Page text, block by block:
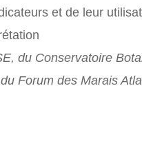
et de leur
du Conservatoire
Forum des Marais